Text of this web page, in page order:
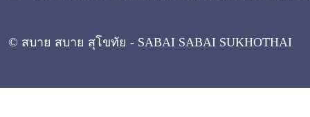
© สบาย สบาย สุโขทัย - SABAI SABAI SUKHOTHAI